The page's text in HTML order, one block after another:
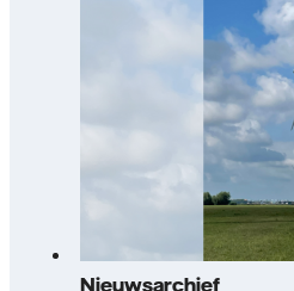
Nieuwsarchief